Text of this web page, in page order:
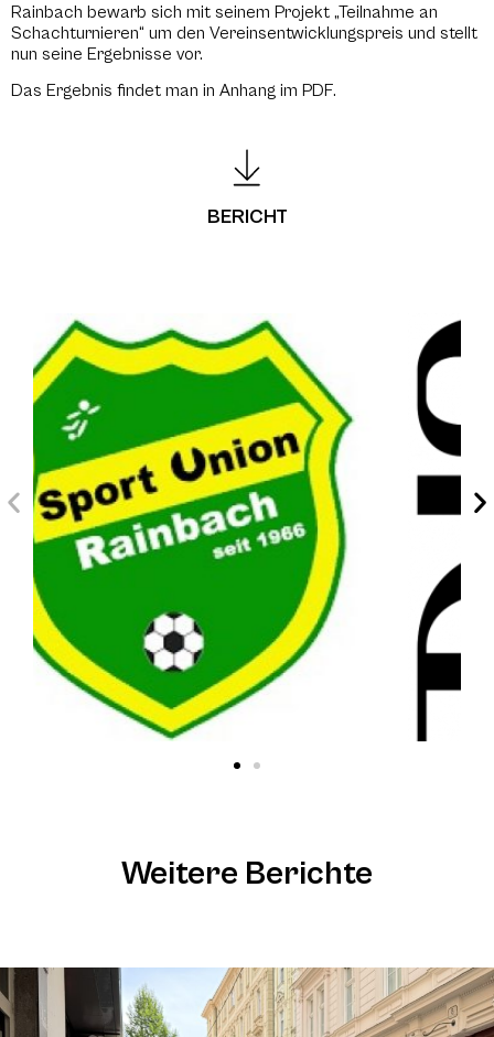
Rainbach bewarb sich mit seinem Projekt „Teilnahme an
Schachturnieren“ um den Vereinsentwicklungspreis und stellt
nun seine Ergebnisse vor.
Das Ergebnis findet man in Anhang im PDF.
BERICHT
Weitere Berichte